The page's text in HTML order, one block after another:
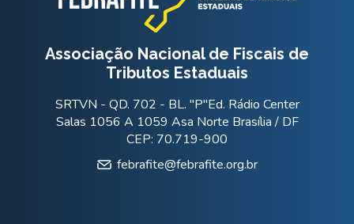
Associação Nacional de Fiscais de
Tributos Estaduais
SRTVN - QD. 702 - BL. "P"Ed. Rádio Center
Salas 1056 A 1059 Asa Norte Brasília / DF
CEP: 70.719-900
febrafite@febrafite.org.br